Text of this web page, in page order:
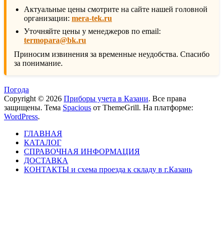
Актуальные цены смотрите на сайте нашей головной
организации: mera-tek.ru
Уточняйте цены у менеджеров по email:
termopara@bk.ru
Приносим извинения за временные неудобства. Спасибо
за понимание.
Погода
Copyright © 2026 Приборы учета в Казани. Все права
защищены. Тема Spacious от ThemeGrill. На платформе:
WordPress.
ГЛАВНАЯ
КАТАЛОГ
СПРАВОЧНАЯ ИНФОРМАЦИЯ
ДОСТАВКА
КОНТАКТЫ и схема проезда к складу в г.Казань